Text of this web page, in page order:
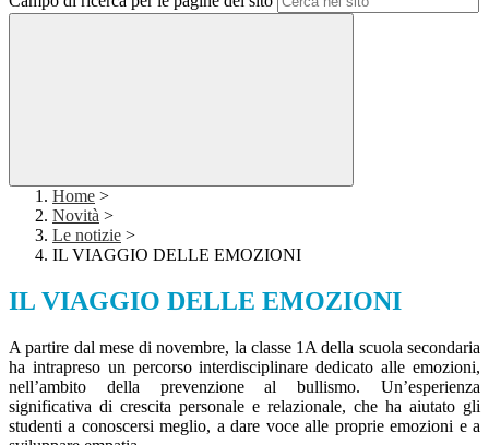
Home >
Novità >
Le notizie >
IL VIAGGIO DELLE EMOZIONI
IL VIAGGIO DELLE EMOZIONI
A partire dal mese di novembre, la classe 1A della scuola secondaria
ha intrapreso un percorso interdisciplinare dedicato alle emozioni,
nell’ambito della prevenzione al bullismo. Un’esperienza
significativa di crescita personale e relazionale, che ha aiutato gli
studenti a conoscersi meglio, a dare voce alle proprie emozioni e a